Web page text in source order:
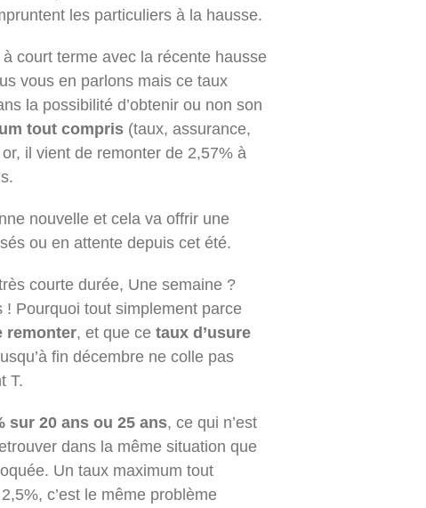
les particuliers à la hausse.
court terme avec la récente hausse
vous en parlons mais ce taux
la possibilité d’obtenir ou non son
tout compris (taux, assurance,
or, il vient de remonter de 2,57% à
nouvelle et cela va offrir une
ou en attente depuis cet été.
courte durée, Une semaine ?
Pourquoi tout simplement parce
remonter, et que ce taux d’usure
fin décembre ne colle pas
T.
sur 20 ans ou 25 ans, ce qui n’est
dans la même situation que
Un taux maximum tout
c’est le même problème